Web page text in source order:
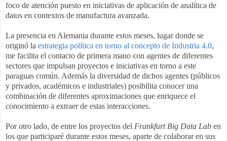
foco de atención puesto en iniciativas de aplicación de analítica de
datos en contextos de manufactura avanzada.
La presencia en Alemania durante estos meses, lugar donde se
originó la estrategia política en torno al concepto de Industria 4.0,
me facilita el contacto de primera mano con agentes de diferentes
sectores que impulsan proyectos e iniciativas en torno a este
paraguas común. Además la diversidad de dichos agentes (públicos
y privados, académicos e industriales) posibilita conocer una
combinación de diferentes aproximaciones que enriquece el
conocimiento a extraer de estas interacciones.
Por otro lado, de entre los proyectos del Frankfurt Big Data Lab en
los que participaré durante estos meses, aparte de colaborar en sus